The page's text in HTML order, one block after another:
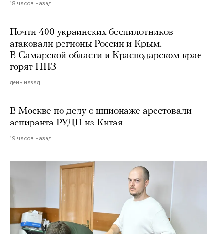
18 часов назад
Почти 400 украинских беспилотников
атаковали регионы России и Крым.
В Самарской области и Краснодарском крае
горят НПЗ
день назад
В Москве по делу о шпионаже арестовали
аспиранта РУДН из Китая
19 часов назад